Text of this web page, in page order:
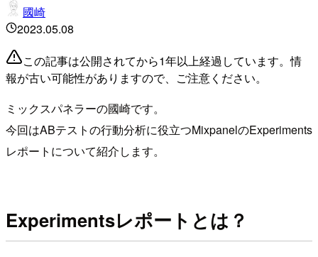
國崎
2023.05.08
この記事は公開されてから1年以上経過しています。情
報が古い可能性がありますので、ご注意ください。
ミックスパネラーの國崎です。
今回はABテストの行動分析に役立つMixpanelのExperiments
レポートについて紹介します。
Experimentsレポートとは？